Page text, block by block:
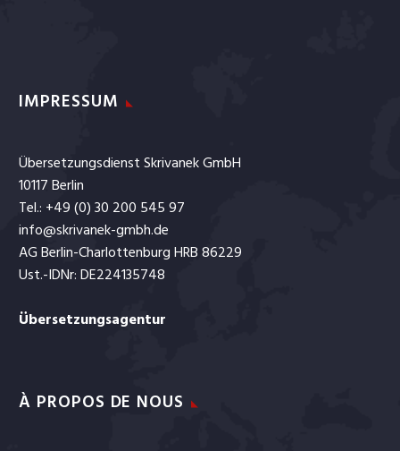
IMPRESSUM
Übersetzungsdienst Skrivanek GmbH
10117 Berlin
Tel.: +49 (0) 30 200 545 97
info@skrivanek-gmbh.de
AG Berlin-Charlottenburg HRB 86229
Ust.-IDNr: DE224135748
Übersetzungsagentur
À PROPOS DE NOUS